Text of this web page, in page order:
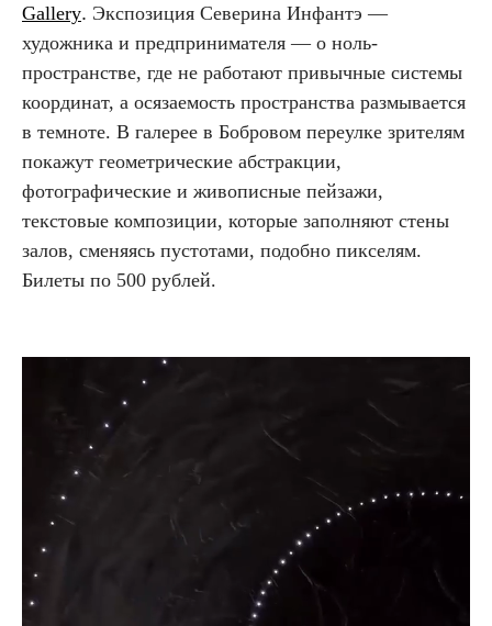
Gallery. Экспозиция Северина Инфантэ —
художника и предпринимателя — о ноль-
пространстве, где не работают привычные системы
координат, а осязаемость пространства размывается
в темноте. В галерее в Бобровом переулке зрителям
покажут геометрические абстракции,
фотографические и живописные пейзажи,
текстовые композиции, которые заполняют стены
залов, сменяясь пустотами, подобно пикселям.
Билеты по 500 рублей.